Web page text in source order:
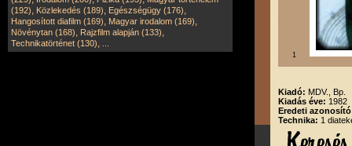
(192), Közlekedés (189), Egészségügy (176),
Hangosított diafilm (169), Magyar irodalom (169),
Növénytan (168), Rajzfilm alapján (133),
Technikatörténet (130),
1
Kiadó: MDV., Bp.
Kiadás éve: 1982
Eredeti
Technika: 1